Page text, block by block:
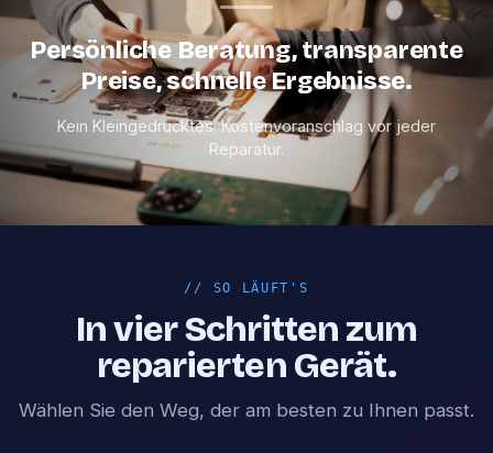
Persönliche Beratung, transparente
Preise, schnelle Ergebnisse.
Kein Kleingedrucktes. Kostenvoranschlag vor jeder
Reparatur.
// SO LÄUFT'S
In vier Schritten zum
reparierten Gerät.
Wählen Sie den Weg, der am besten zu Ihnen passt.